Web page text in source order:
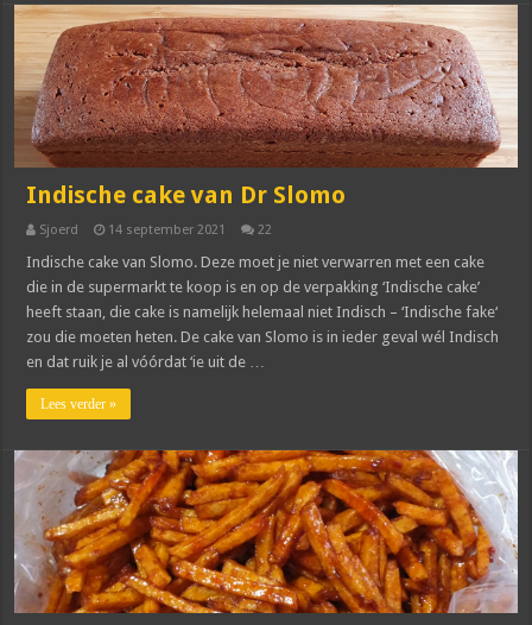
Indische cake van Dr Slomo
Sjoerd 14 september 2021 22
Indische cake van Slomo. Deze moet je niet verwarren met een cake
die in de supermarkt te koop is en op de verpakking ‘Indische cake’
heeft staan, die cake is namelijk helemaal niet Indisch – ‘Indische fake‘
zou die moeten heten. De cake van Slomo is in ieder geval wél Indisch
en dat ruik je al vóórdat ‘ie uit de …
Lees verder »